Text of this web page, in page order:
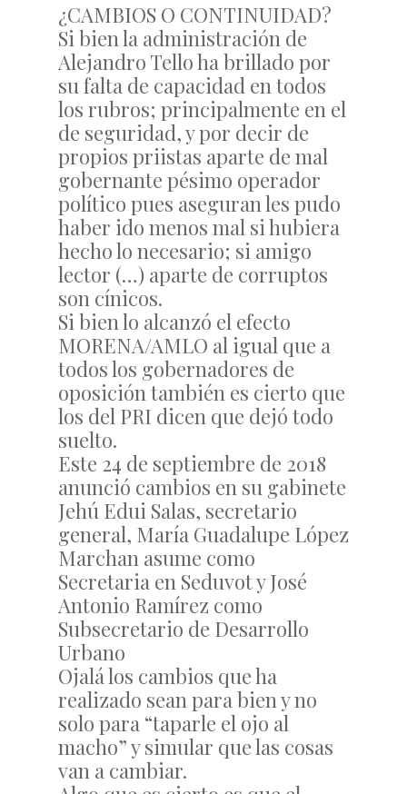
¿CAMBIOS O CONTINUIDAD?
Si bien la administración de
Alejandro Tello ha brillado por
su falta de capacidad en todos
los rubros; principalmente en el
de seguridad, y por decir de
propios priistas aparte de mal
gobernante pésimo operador
político pues aseguran les pudo
haber ido menos mal si hubiera
hecho lo necesario; si amigo
lector (…) aparte de corruptos
son cínicos.
Si bien lo alcanzó el efecto
MORENA/AMLO al igual que a
todos los gobernadores de
oposición también es cierto que
los del PRI dicen que dejó todo
suelto.
Este 24 de septiembre de 2018
anunció cambios en su gabinete
Jehú Edui Salas, secretario
general, María Guadalupe López
Marchan asume como
Secretaria en Seduvot y José
Antonio Ramírez como
Subsecretario de Desarrollo
Urbano
Ojalá los cambios que ha
realizado sean para bien y no
solo para “taparle el ojo al
macho” y simular que las cosas
van a cambiar.